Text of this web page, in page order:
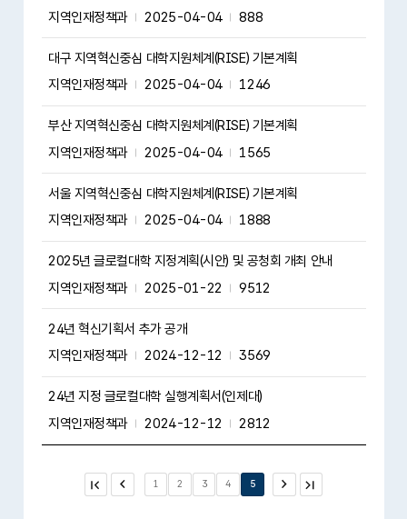
지역인재정책과
2025-04-04 888
대구 지역혁신중심 대학지원체계(RISE) 기본계획
지역인재정책과
2025-04-04 1246
부산 지역혁신중심 대학지원체계(RISE) 기본계획
지역인재정책과
2025-04-04 1565
서울 지역혁신중심 대학지원체계(RISE) 기본계획
지역인재정책과
2025-04-04 1888
2025년 글로컬대학 지정계획(시안) 및 공청회 개최 안내
지역인재정책과
2025-01-22 9512
24년 혁신기획서 추가 공개
지역인재정책과
2024-12-12 3569
24년 지정 글로컬대학 실행계획서(인제대)
지역인재정책과
2024-12-12 2812
첫 페
이전 1 2 3 4 5 다음
마지